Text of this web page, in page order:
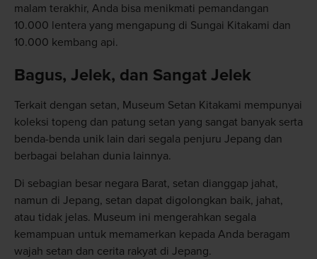
malam terakhir, Anda bisa menikmati pemandangan
10.000 lentera yang mengapung di Sungai Kitakami dan
10.000 kembang api.
Bagus, Jelek, dan Sangat Jelek
Terkait dengan setan, Museum Setan Kitakami mempunyai
koleksi topeng dan patung setan yang sangat banyak serta
benda-benda unik lain dari segala penjuru Jepang dan
berbagai belahan dunia lainnya.
Di sebagian besar negara Barat, setan dianggap jahat,
namun di Jepang, setan dapat digolongkan baik, jahat,
atau tidak jelas. Museum ini mengerahkan segala
kemampuan untuk memamerkan kepada Anda beragam
wajah setan dan cerita rakyat di Jepang.